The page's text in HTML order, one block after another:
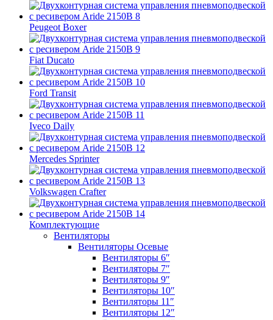
Peugeot Boxer
Fiat Ducato
Ford Transit
Iveco Daily
Mercedes Sprinter
Volkswagen Crafter
Комплектующие
Вентиляторы
Вентиляторы Осевые
Вентиляторы 6″
Вентиляторы 7″
Вентиляторы 9″
Вентиляторы 10″
Вентиляторы 11″
Вентиляторы 12″